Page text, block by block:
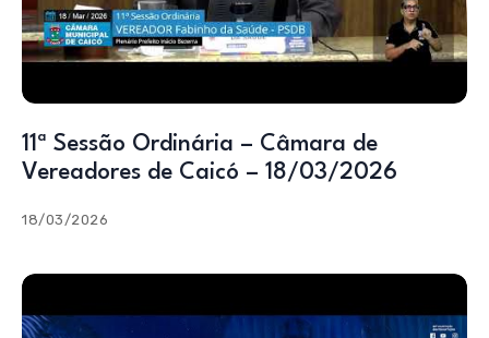
11ª Sessão Ordinária – Câmara de
Vereadores de Caicó – 18/03/2026
18/03/2026